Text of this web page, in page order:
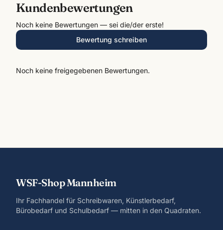
Kundenbewertungen
Noch keine Bewertungen — sei die/der erste!
Bewertung schreiben
Noch keine freigegebenen Bewertungen.
WSF-Shop Mannheim
Ihr Fachhandel für Schreibwaren, Künstlerbedarf,
Bürobedarf und Schulbedarf — mitten in den Quadraten.